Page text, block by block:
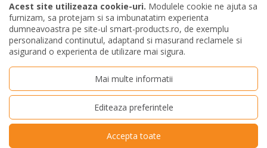
Acest site utilizeaza cookie-uri. Modulele cookie ne ajuta sa
furnizam, sa protejam si sa imbunatatim experienta
dumneavoastra pe site-ul smart-products.ro, de exemplu
personalizand continutul, adaptand si masurand reclamele si
asigurand o experienta de utilizare mai sigura.
Mai multe informatii
Editeaza preferintele
Accepta toate